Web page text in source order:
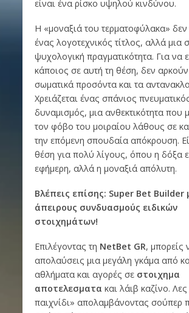
είναι ένα ρίσκο υψηλού κινδύνου.
Η «μοναξιά του τερματοφύλακα» δεν
ένας λογοτεχνικός τίτλος, αλλά μια
ψυχολογική πραγματικότητα. Για να
κάποιος σε αυτή τη θέση, δεν
σωματικά προσόντα και τα
Χρειάζεται ένας σπάνιος
δυναμισμός, μια ανθεκτικότητα που
τον φόβο του μοιραίου λάθους σε
την επόμενη σπουδαία απόκρουση.
θέση για πολύ λίγους, όπου η δόξα
εφήμερη, αλλά η μοναξιά απόλυτη.
Βλέπεις επίσης: Super Bet Builder
άπειρους συνδυασμούς ειδικών
στοιχημάτων!
Επιλέγοντας τη NetBet GR, μπορείς
απολαύσεις μια μεγάλη γκάμα από
αθλήματα και αγορές σε στοιχημα
αποτελεσματα και λάιβ καζίνο.
παιχνίδι» απολαμβάνοντας σούπερ